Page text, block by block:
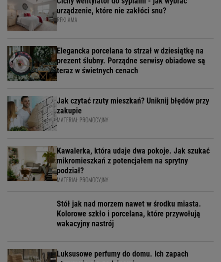
urządzenie, które nie zakłóci snu?
REKLAMA
Elegancka porcelana to strzał w dziesiątkę na
prezent ślubny. Porządne serwisy obiadowe są
teraz w świetnych cenach
Jak czytać rzuty mieszkań? Uniknij błędów przy
zakupie
MATERIAŁ PROMOCYJNY
Kawalerka, która udaje dwa pokoje. Jak szukać
mikromieszkań z potencjałem na sprytny
podział?
MATERIAŁ PROMOCYJNY
Stół jak nad morzem nawet w środku miasta.
Kolorowe szkło i porcelana, które przywołują
wakacyjny nastrój
Luksusowe perfumy do domu. Ich zapach